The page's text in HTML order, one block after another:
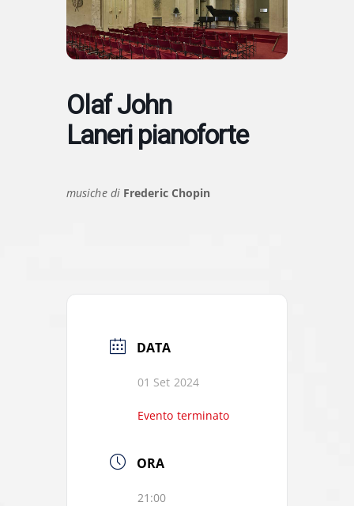
Olaf John
Laneri pianoforte
musiche di Frederic Chopin
DATA
01 Set 2024
Evento terminato
ORA
21:00